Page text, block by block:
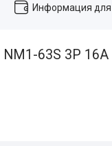
Информация для
63S 3P